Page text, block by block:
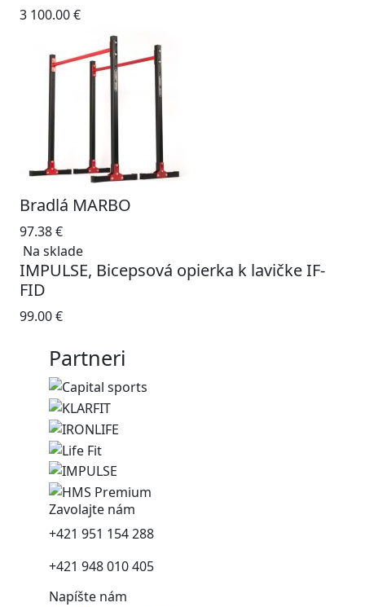
3 100.00€
Bradlá MARBO
97.38€
Na sklade
IMPULSE, Bicepsová opierka k lavičke IF-
FID
99.00€
Partneri
Zavolajte nám
+421 951 154 288
+421 948 010 405
Napíšte nám